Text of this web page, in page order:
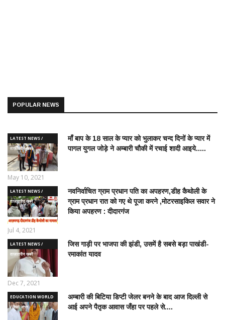
POPULAR NEWS
LATEST NEWS /
ताज़ातरीन खबरें
माँ बाप के 18 साल के प्यार को भुलाकर चन्द दिनों के प्यार में
पागल युगल जोड़े ने अम्बारी चौकी में रचाई शादी आइये.....
May 10, 2021
LATEST NEWS /
ताज़ातरीन खबरें
नवनिर्वाचित ग्राम प्रधान पति का अपहरण,डीह कैथोली के
ग्राम प्रधान रात को गए थे पूजा करने ,मोटरसाइकिल सवार ने
किया अपहरण : दीदारगंज
Jul 4, 2021
LATEST NEWS /
ताज़ातरीन खबरें
जिस गाड़ी पर भाजपा की झंडी, उसमें है सबसे बड़ा पाखंडी-
रमाकांत यादव
Dec 7, 2021
EDUCATION WORLD
/ शिक्षा जगत
अम्बारी की बिटिया डिप्टी जेलर बनने के बाद आज दिल्ली से
आई अपने पैतृक आवास जँहा पर पहले से....